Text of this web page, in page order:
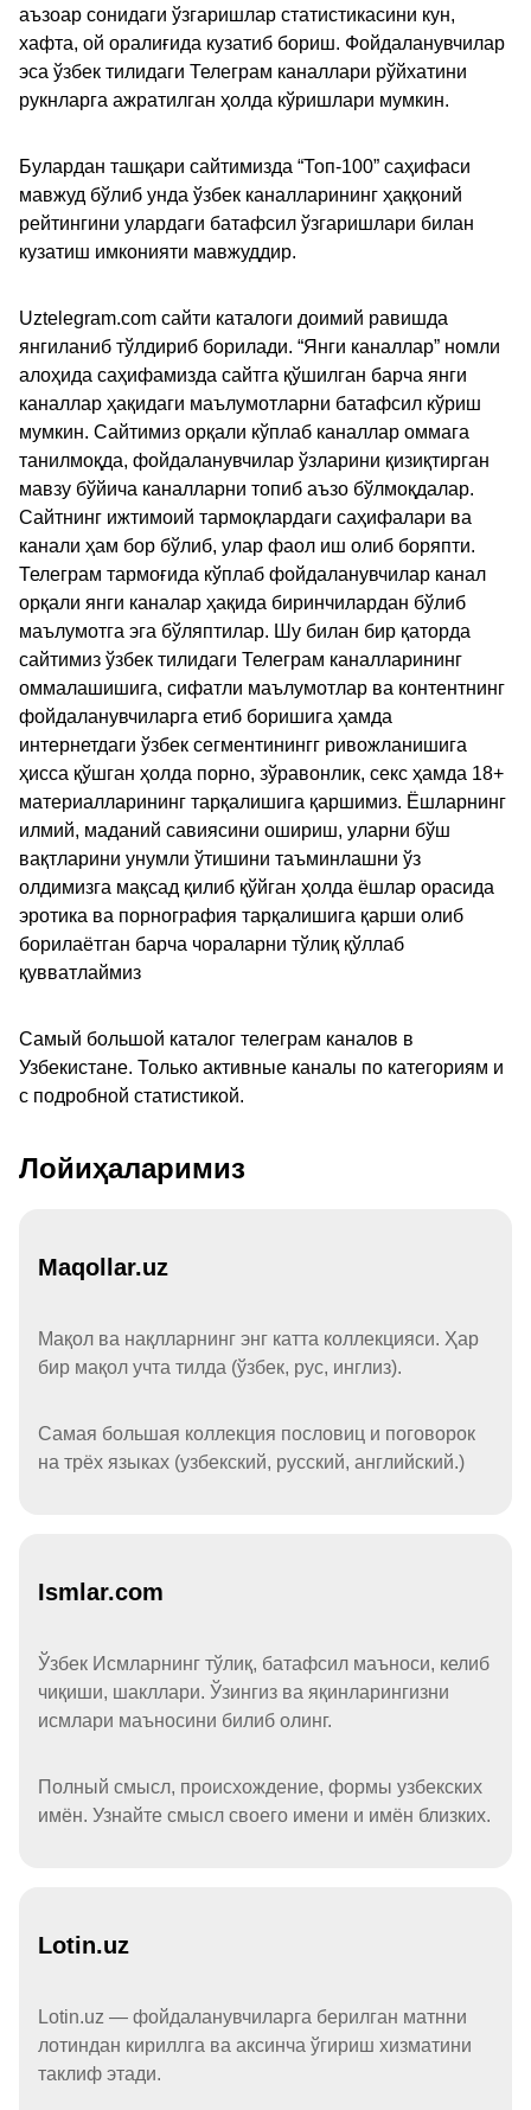
аъзоар сонидаги ўзгаришлар статистикасини кун,
хафта, ой оралиғида кузатиб бориш. Фойдаланувчилар
эса ўзбек тилидаги Телеграм каналлари рўйхатини
рукнларга ажратилган ҳолда кўришлари мумкин.
Булардан ташқари сайтимизда “Топ-100” саҳифаси
мавжуд бўлиб унда ўзбек каналларининг ҳаққоний
рейтингини улардаги батафсил ўзгаришлари билан
кузатиш имконияти мавжуддир.
Uztelegram.com сайти каталоги доимий равишда
янгиланиб тўлдириб борилади. “Янги каналлар” номли
алоҳида саҳифамизда сайтга қўшилган барча янги
каналлар ҳақидаги маълумотларни батафсил кўриш
мумкин. Сайтимиз орқали кўплаб каналлар оммага
танилмоқда, фойдаланувчилар ўзларини қизиқтирган
мавзу бўйича каналларни топиб аъзо бўлмоқдалар.
Сайтнинг ижтимоий тармоқлардаги саҳифалари ва
канали ҳам бор бўлиб, улар фаол иш олиб боряпти.
Телеграм тармоғида кўплаб фойдаланувчилар канал
орқали янги каналар ҳақида биринчилардан бўлиб
маълумотга эга бўляптилар. Шу билан бир қаторда
сайтимиз ўзбек тилидаги Телеграм каналларининг
оммалашишига, сифатли маълумотлар ва контентнинг
фойдаланувчиларга етиб боришига ҳамда
интернетдаги ўзбек сегментинингг ривожланишига
ҳисса қўшган ҳолда порно, зўравонлик, секс ҳамда 18+
материалларининг тарқалишига қаршимиз. Ёшларнинг
илмий, маданий савиясини ошириш, уларни бўш
вақтларини унумли ўтишини таъминлашни ўз
олдимизга мақсад қилиб қўйган ҳолда ёшлар орасида
эротика ва порнография тарқалишига қарши олиб
борилаётган барча чораларни тўлиқ қўллаб
қувватлаймиз
Самый большой каталог телеграм каналов в
Узбекистане. Только активные каналы по категориям и
с подробной статистикой.
Лойиҳаларимиз
Maqollar.uz
Мақол ва нақлларнинг энг катта коллекцияси. Ҳар
бир мақол учта тилда (ўзбек, рус, инглиз).
Самая большая коллекция пословиц и поговорок
на трёх языках (узбекский, русский, английский.)
Ismlar.com
Ўзбек Исмларнинг тўлиқ, батафсил маъноси, келиб
чиқиши, шакллари. Ўзингиз ва яқинларингизни
исмлари маъносини билиб олинг.
Полный смысл, происхождение, формы узбекских
имён. Узнайте смысл своего имени и имён близких.
Lotin.uz
Lotin.uz — фойдаланувчиларга берилган матнни
лотиндан кириллга ва аксинча ўгириш хизматини
таклиф этади.